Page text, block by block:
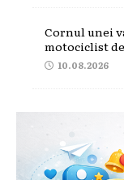
Cornul unei
motociclist
10.08.2026